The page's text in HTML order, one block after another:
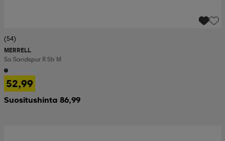
(54)
MERRELL
So Sandspur R Str M
52,99
Suositushinta 86,99